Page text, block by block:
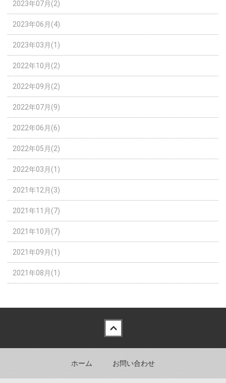
2023年07月(2)
2023年06月(4)
2023年03月(1)
2022年10月(2)
2022年09月(2)
2022年07月(9)
2022年06月(6)
2022年05月(2)
2022年03月(1)
2021年12月(3)
2021年11月(7)
2021年10月(7)
2021年09月(1)
2021年08月(1)
ホーム お問い合わせ
Back to top